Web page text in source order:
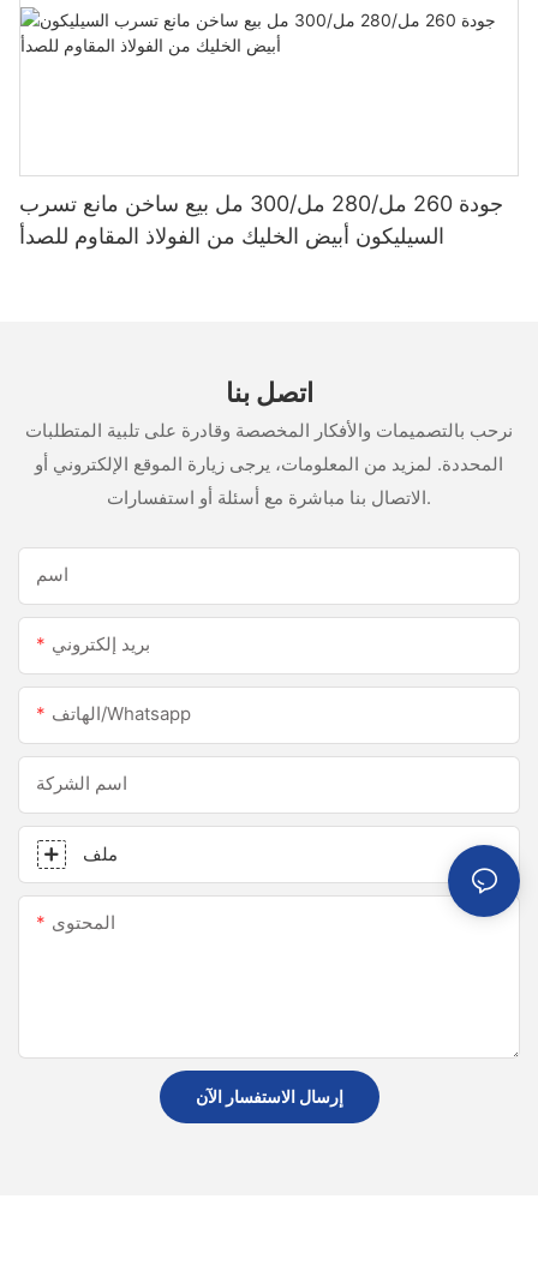
جودة 260 مل/280 مل/300 مل بيع ساخن مانع تسرب
السيليكون أبيض الخليك من الفولاذ المقاوم للصدأ
اتصل بنا
نرحب بالتصميمات والأفكار المخصصة وقادرة على تلبية المتطلبات
المحددة. لمزيد من المعلومات، يرجى زيارة الموقع الإلكتروني أو
الاتصال بنا مباشرة مع أسئلة أو استفسارات.
اسم
بريد إلكتروني
الهاتف/whatsapp
اسم الشركة
ملف
المحتوى
إرسال الاستفسار الآن